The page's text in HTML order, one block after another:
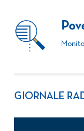
GIORNALE